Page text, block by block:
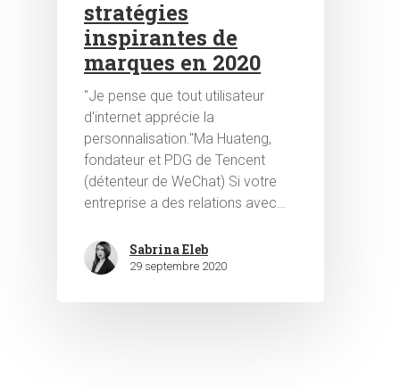
stratégies
inspirantes de
marques en 2020
"Je pense que tout utilisateur
d'internet apprécie la
personnalisation."Ma Huateng,
fondateur et PDG de Tencent
(détenteur de WeChat) Si votre
entreprise a des relations avec…
Sabrina Eleb
29 septembre 2020